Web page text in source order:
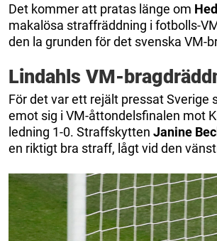
Det kommer att pratas länge om
makalösa straffräddning i fotbolls-
den la grunden för det svenska VM-
Lindahls VM-
För det var ett rejält pressat Sverige
emot sig i VM-åttondelsfinalen mot
ledning 1-0. Straffskytten Janine
en riktigt bra straff, lågt vid den